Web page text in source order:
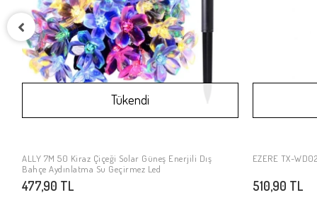
Stokta Yok
Tükendi
ALLY 7M 50 Kiraz Çiçeği Solar Güneş Enerjili Dış
Bahçe Aydınlatma Su Geçirmez Led
477,90 TL
EZERE TX-
510,90 TL